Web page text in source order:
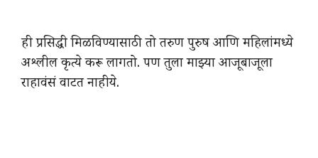
ही प्रसिद्धी मिळविण्यासाठी तो तरुण पुरुष आणि महिलांमध्ये
अश्लील कृत्ये करू लागतो. पण तुला माझ्या आजूबाजूला
राहावंसं वाटत नाहीये.